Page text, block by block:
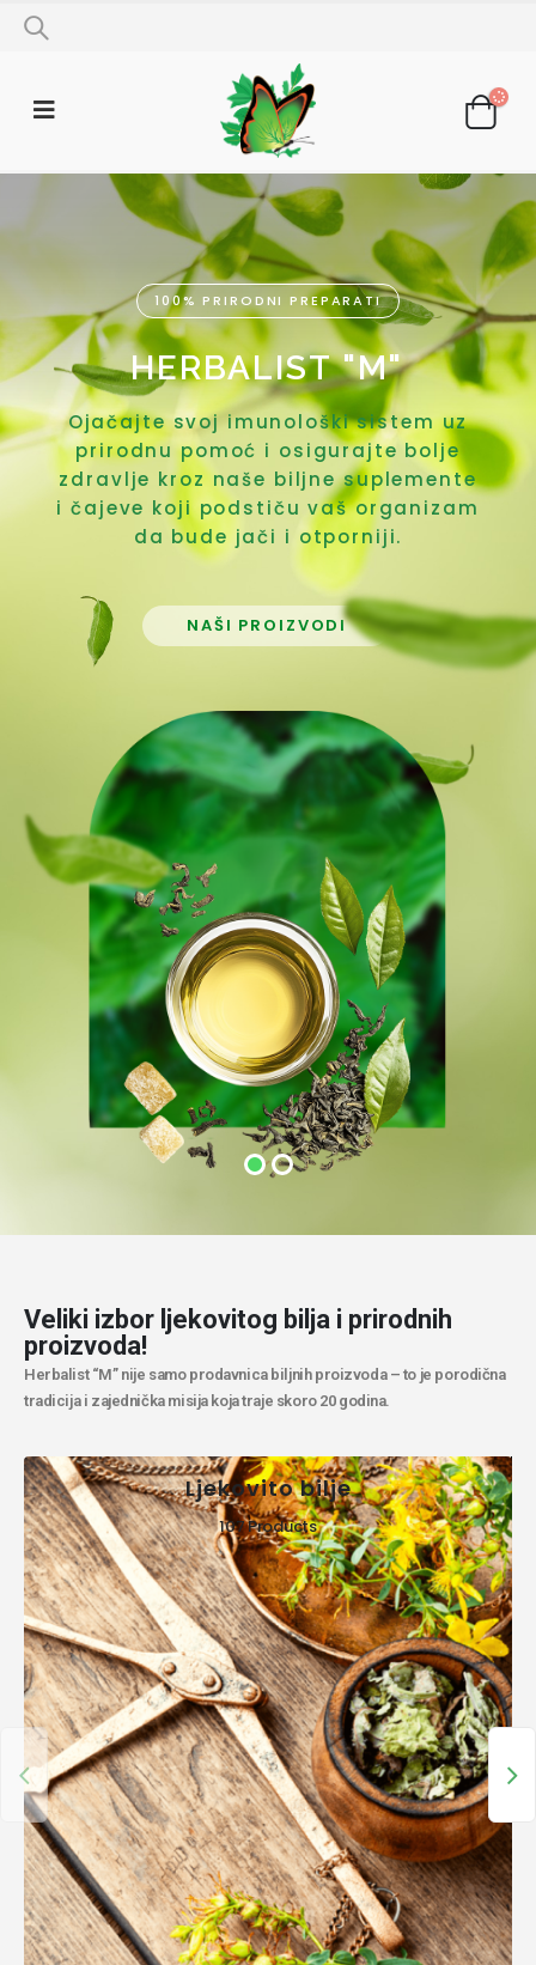
HERBALIST "M"
Ojačajte svoj imunološki sistem uz
prirodnu pomoć i osigurajte bolje
zdravlje kroz naše biljne suplemente
i čajeve koji podstiču vaš organizam
da bude jači i otporniji.
100% PRIRODNI PREPARATI
NAŠI PROIZVODI
Veliki izbor ljekovitog bilja i prirodnih
proizvoda!
Herbalist “M” nije samo prodavnica biljnih proizvoda – to je porodična
tradicija i zajednička misija koja traje skoro 20 godina.
Ljekovito bilje
107 Products